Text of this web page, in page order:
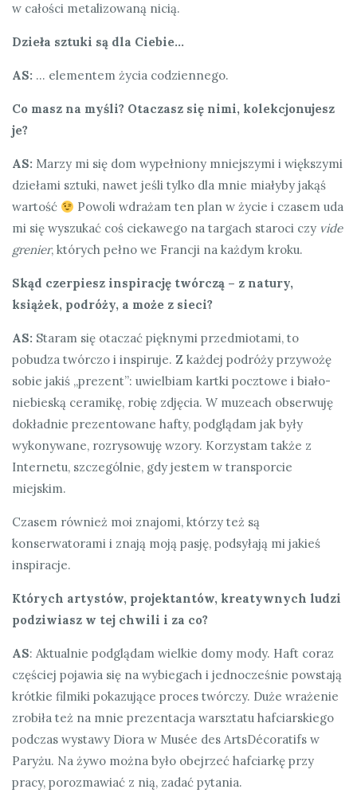
w całości metalizowaną nicią.
Dzieła sztuki są dla Ciebie…
AS: … elementem życia codziennego.
Co masz na myśli? Otaczasz się nimi, kolekcjonujesz
je?
AS: Marzy mi się dom wypełniony mniejszymi i większymi
dziełami sztuki, nawet jeśli tylko dla mnie miałyby jakąś
wartość
Powoli wdrażam ten plan w życie i czasem uda
mi się wyszukać coś ciekawego na targach staroci czy vide
grenier, których pełno we Francji na każdym kroku.
Skąd czerpiesz inspirację twórczą – z natury,
książek, podróży, a może z sieci?
AS: Staram się otaczać pięknymi przedmiotami, to
pobudza twórczo i inspiruje. Z każdej podróży przywożę
sobie jakiś „prezent”: uwielbiam kartki pocztowe i biało-
niebieską ceramikę, robię zdjęcia. W muzeach obserwuję
dokładnie prezentowane hafty, podglądam jak były
wykonywane, rozrysowuję wzory. Korzystam także z
Internetu, szczególnie, gdy jestem w transporcie
miejskim.
Czasem również moi znajomi, którzy też są
konserwatorami i znają moją pasję, podsyłają mi jakieś
inspiracje.
Których artystów, projektantów, kreatywnych ludzi
podziwiasz w tej chwili i za co?
AS: Aktualnie podglądam wielkie domy mody. Haft coraz
częściej pojawia się na wybiegach i jednocześnie powstają
krótkie filmiki pokazujące proces twórczy. Duże wrażenie
zrobiła też na mnie prezentacja warsztatu hafciarskiego
podczas wystawy Diora w Musée des ArtsDécoratifs w
Paryżu. Na żywo można było obejrzeć hafciarkę przy
pracy, porozmawiać z nią, zadać pytania.